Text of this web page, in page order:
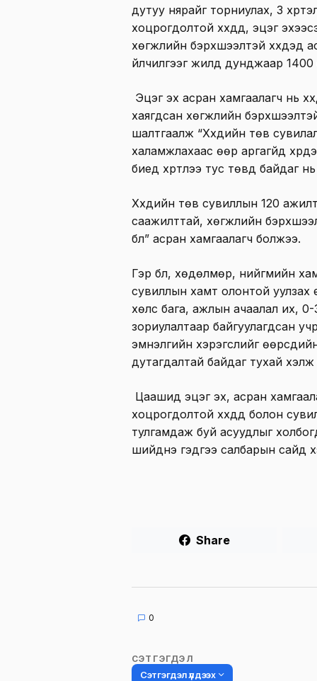
дутуу нярайг торниулах, 3
хоцрогдолтой хүүхдүүд, эцэг
хөгжлийн бэрхшээлтэй хүүхдэд
үйлчилгээг жилд дунджаар 1400
Эцэг эх асран хамгаалагч нь
хаягдсан хөгжлийн бэрхшээлтэй
шалтгаалж “Хүүхдийн төв
халамжлахаас өөр аргагүйд
биед хүртлээ тус төвд байдаг
Хүүхдийн төв сувиллын 120
саажилттай, хөгжлийн
бүл” асран хамгаалагч болжээ.
Гэр бүл, хөдөлмөр, нийгмийн
сувиллын хамт олонтой уулзах
хөлс бага, ажлын ачаалал их, 0-
зориулалтаар байгуулагдсан
эмнэлгийн хэрэгслийг
дутагдалтай байдаг тухай хэлж
Цаашид эцэг эх, асран
хоцрогдолтой хүүхдүүд болон
тулгамдаж буй асуудлыг
шийднэ гэдгээ салбарын сайд
Share
0
СЭТГЭГДЭЛ
Сэтгэгдэл үлдээх